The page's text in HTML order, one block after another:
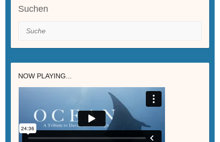
Suchen
Suche
NOW PLAYING...